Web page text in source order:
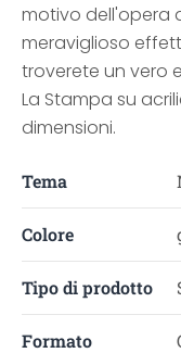
motivo dell'opera
meraviglioso
troverete un vero
La Stampa su
dimensioni.
Tema
Colore
Tipo di prodotto
Formato